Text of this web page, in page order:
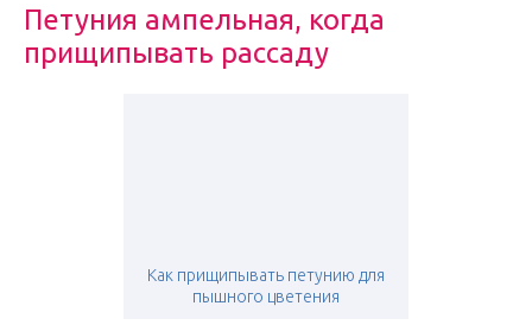
Петуния ампельная, когда
прищипывать рассаду
Как прищипывать петунию для
пышного цветения